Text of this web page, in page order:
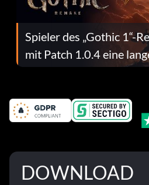
Spieler des „Gothic 1“-
mit Patch 1.0.4 eine
Fehlerbehebungen
DOWNLOAD